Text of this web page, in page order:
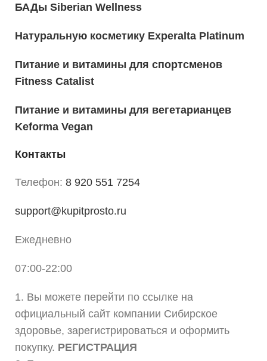
БАДы Siberian Wellness
Натуральную косметику Experalta Platinum
Питание и витамины для спортсменов
Fitness Catalist
Питание и витамины для вегетарианцев
Keforma Vegan
Контакты
Телефон: 8 920 551 7254
support@kupitprosto.ru
Ежедневно
07:00-22:00
1. Вы можете перейти по ссылке на
официальный сайт компании Сибирское
здоровье, зарегистрироваться и оформить
покупку. РЕГИСТРАЦИЯ